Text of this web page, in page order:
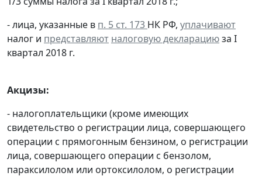
- лица, указанные в п. 5 ст. 173 НК РФ, уплачивают
налог и представляют налоговую декларациюза I
квартал 2018 г.
Акцизы:
- налогоплательщики (кроме имеющих
свидетельство о регистрации лица, совершающего
операции с прямогонным бензином, о регистрации
лица, совершающего операции с бензолом,
параксилолом или ортоксилолом, о регистрации